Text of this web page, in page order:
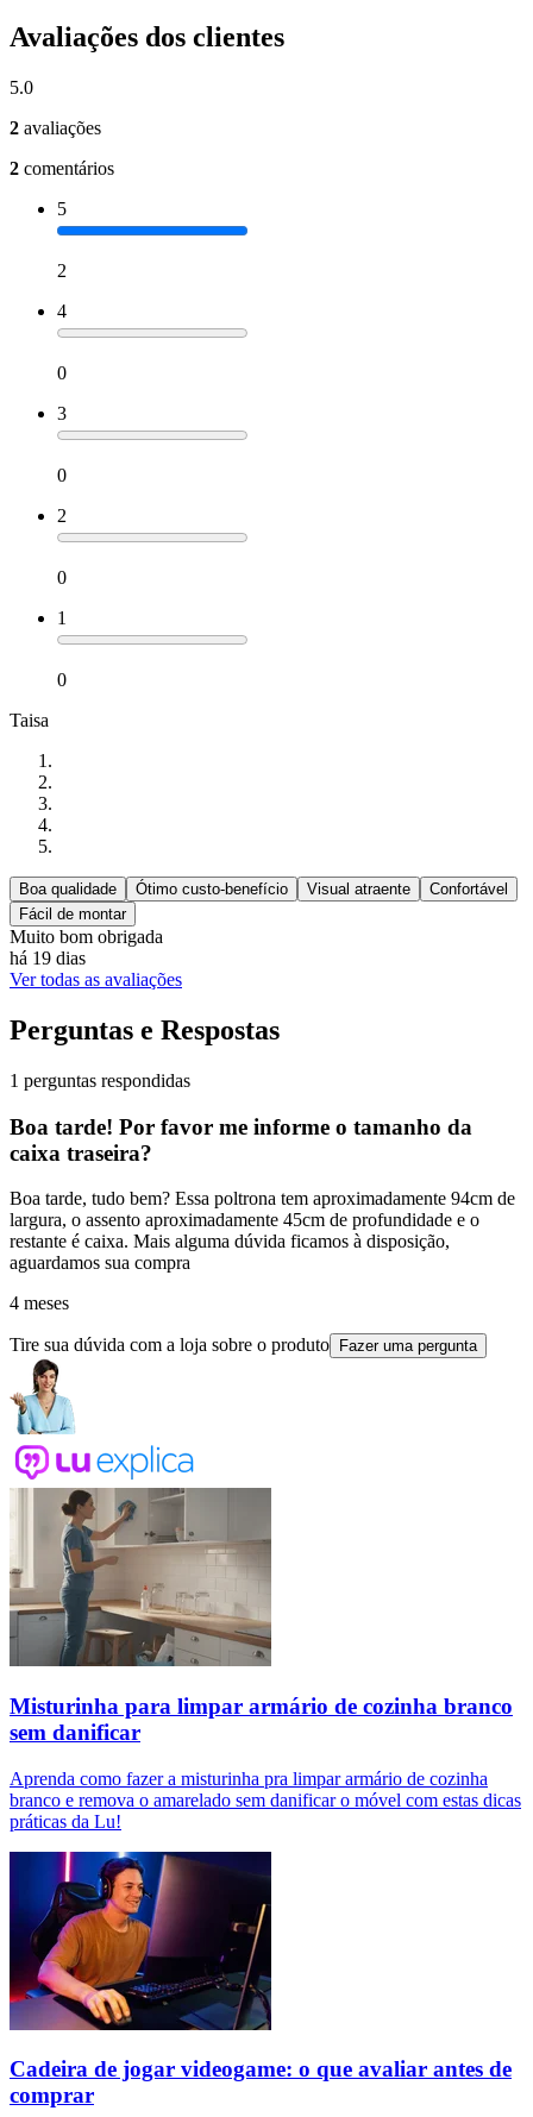
Avaliações dos clientes
5.0
2 avaliações
2 comentários
5
2
4
0
3
0
2
0
1
0
Taisa
Boa qualidade Ótimo custo-benefício Visual atraente
Confortável
Fácil de montar
Muito bom obrigada
há 19 dias
Ver todas as avaliações
Perguntas e Respostas
1 perguntas respondidas
Boa tarde! Por favor me informe o tamanho da
caixa traseira?
Boa tarde, tudo bem? Essa poltrona tem aproximadamente 94cm de
largura, o assento aproximadamente 45cm de profundidade e o
restante é caixa. Mais alguma dúvida ficamos à disposição,
aguardamos sua compra
4 meses
Tire sua dúvida com a loja sobre o produto Fazer uma pergunta
Misturinha para limpar armário de cozinha branco
sem danificar
Aprenda como fazer a misturinha pra limpar armário de cozinha
branco e remova o amarelado sem danificar o móvel com estas dicas
práticas da Lu!
Cadeira de jogar videogame: o que avaliar antes de
comprar